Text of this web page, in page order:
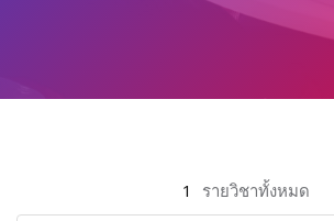
1 รายวิชาทั้งหมด